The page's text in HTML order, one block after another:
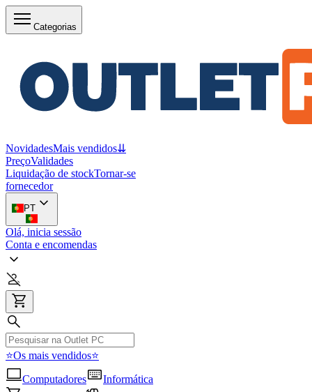
Categorias
NovidadesMais vendidos⇊
PreçoValidades
Liquidação de stockTornar-se
fornecedor
PT
Olá, inicia sessão
Conta e encomendas
⭐Os mais vendidos⭐
Computadores
Informática